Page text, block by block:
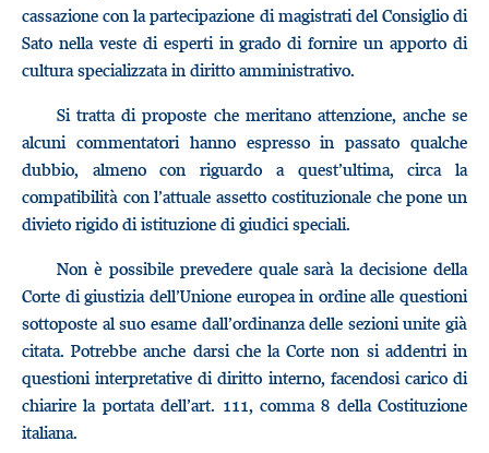
cassazione con la partecipazione di magistrati del Consiglio di
Sato nella veste di esperti in grado di fornire un apporto di
cultura specializzata in diritto amministrativo.
Si tratta di proposte che meritano attenzione, anche se
alcuni commentatori hanno espresso in passato qualche
dubbio, almeno con riguardo a quest’ultima, circa la
compatibilità con l’attuale assetto costituzionale che pone un
divieto rigido di istituzione di giudici speciali.
Non è possibile prevedere quale sarà la decisione della
Corte di giustizia dell’Unione europea in ordine alle questioni
sottoposte al suo esame dall’ordinanza delle sezioni unite già
citata. Potrebbe anche darsi che la Corte non si addentri in
questioni interpretative di diritto interno, facendosi carico di
chiarire la portata dell’art. 111, comma 8 della Costituzione
italiana.